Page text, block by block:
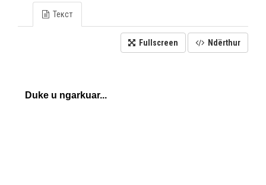
Текст
Fullscreen Ndërthur